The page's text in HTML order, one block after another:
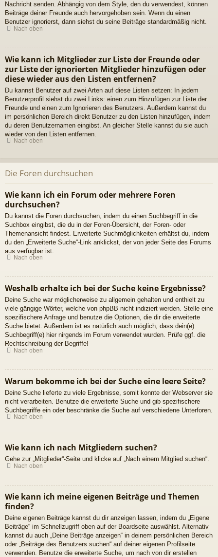
Nachricht senden. Abhängig von dem Style, den du verwendest, können
Beiträge deiner Freunde auch hervorgehoben sein. Wenn du einen
Benutzer ignorierst, dann siehst du seine Beiträge standardmäßig nicht.
Nach oben
Wie kann ich Mitglieder zur Liste der Freunde oder
zur Liste der ignorierten Mitglieder hinzufügen oder
diese wieder aus den Listen entfernen?
Du kannst Benutzer auf zwei Arten auf diese Listen setzen: In jedem
Benutzerprofil siehst du zwei Links: einen zum Hinzufügen zur Liste der
Freunde und einen zum Ignorieren des Benutzers. Außerdem kannst du
im persönlichen Bereich direkt Benutzer zu den Listen hinzufügen, indem
du deren Benutzernamen eingibst. An gleicher Stelle kannst du sie auch
wieder von den Listen entfernen.
Nach oben
Die Foren durchsuchen
Wie kann ich ein Forum oder mehrere Foren
durchsuchen?
Du kannst die Foren durchsuchen, indem du einen Suchbegriff in die
Suchbox eingibst, die du in der Foren-Übersicht, der Foren- oder
Themenansicht findest. Erweiterte Suchmöglichkeiten erhältst du, indem
du den „Erweiterte Suche“-Link anklickst, der von jeder Seite des Forums
aus verfügbar ist.
Nach oben
Weshalb erhalte ich bei der Suche keine Ergebnisse?
Deine Suche war möglicherweise zu allgemein gehalten und enthielt zu
viele gängige Wörter, welche von phpBB nicht indiziert werden. Stelle eine
spezifischere Anfrage und benutze die Optionen, die dir die erweiterte
Suche bietet. Außerdem ist es natürlich auch möglich, dass dein(e)
Suchbegriff(e) hier nirgends im Forum verwendet wurden. Prüfe ggf. die
Rechtschreibung der Begriffe!
Nach oben
Warum bekomme ich bei der Suche eine leere Seite?
Deine Suche lieferte zu viele Ergebnisse, somit konnte der Webserver sie
nicht verarbeiten. Benutze die erweiterte Suche und gib spezifischere
Suchbegriffe ein oder beschränke die Suche auf verschiedene Unterforen.
Nach oben
Wie kann ich nach Mitgliedern suchen?
Gehe zur „Mitglieder“-Seite und klicke auf „Nach einem Mitglied suchen“.
Nach oben
Wie kann ich meine eigenen Beiträge und Themen
finden?
Deine eigenen Beiträge kannst du dir anzeigen lassen, indem du „Eigene
Beiträge“ im Schnellzugriff oben auf der Boardseite auswählst. Alternativ
kannst du auch „Deine Beiträge anzeigen“ in deinem persönlichen Bereich
oder „Beiträge des Benutzers suchen“ auf deiner eigenen Profilseite
verwenden. Benutze die erweiterte Suche, um nach von dir erstellen